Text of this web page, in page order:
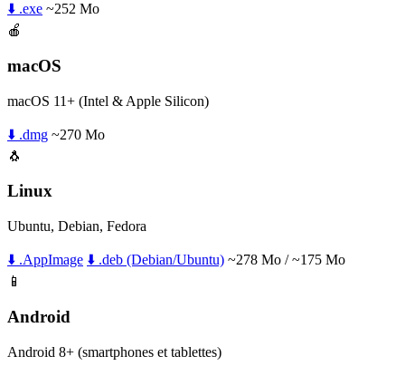
⬇️ .exe ~252 Mo
🍎
macOS
macOS 11+ (Intel & Apple Silicon)
⬇️ .dmg ~270 Mo
🐧
Linux
Ubuntu, Debian, Fedora
⬇️ .AppImage ⬇️ .deb (Debian/Ubuntu) ~278 Mo / ~175 Mo
📱
Android
Android 8+ (smartphones et tablettes)